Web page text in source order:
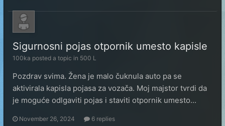
Sigurnosni pojas otpornik umesto kapisle
100ka posted a topic in 500 L
Pozdrav svima. Žena je malo čuknula auto pa se
aktivirala kapisla pojasa za vozača. Moj majstor tvrdi da
je moguće odlgaviti pojas i staviti otpornik umesto...
November 26, 2024 6 replies